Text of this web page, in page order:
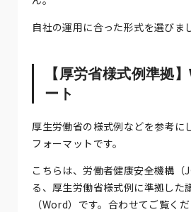
自社の運用に合った形式を選びま
【厚労省様式例準拠
ート
厚生労働省の様式例などを参考に
フォーマットです。
こちらは、労働者健康安全機構（
る、厚生労働省様式例に準拠した
（Word）です。合わせてご覧くだ